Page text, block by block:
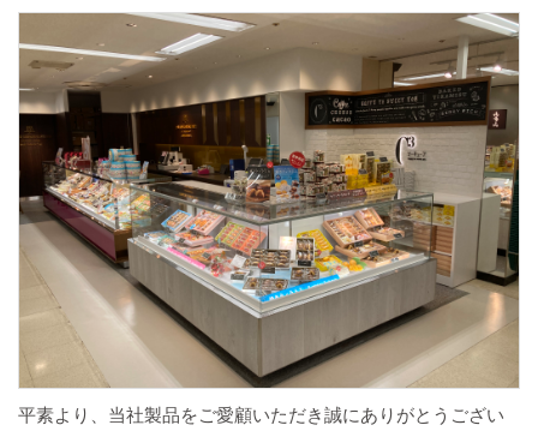
平素より、当社製品をご愛顧いただき誠にありがとうござい